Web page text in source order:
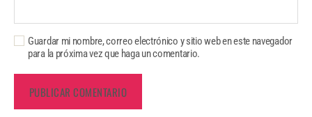
Guardar mi nombre, correo electrónico y sitio web en este navegador
para la próxima vez que haga un comentario.